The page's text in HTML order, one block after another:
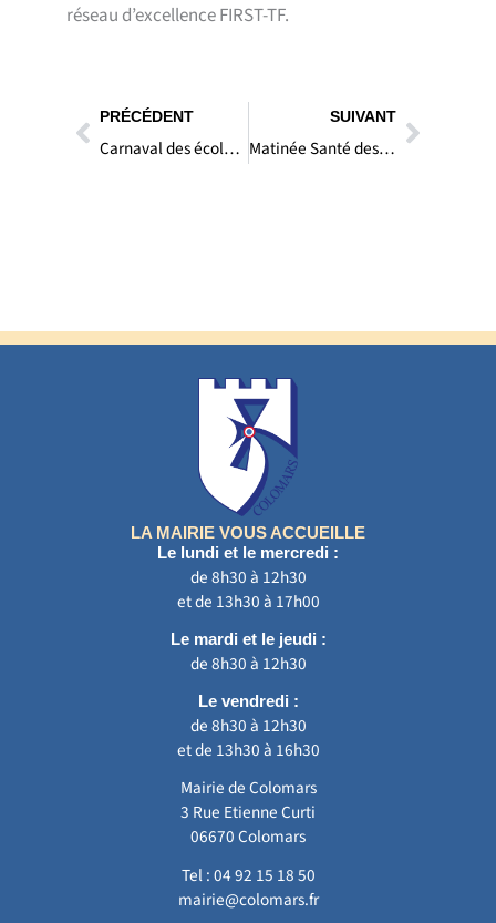
réseau d’excellence FIRST-TF.
Précédent
PRÉCÉDENT
Carnaval des écoles – Samedi 21 mars 2026 à 9h00
SUIVANT
Matinée Santé des Femmes – samedi 7 mars 2026
LA MAIRIE VOUS ACCUEILLE
Le lundi et le mercredi :
de 8h30 à 12h30
et de 13h30 à 17h00
Le mardi et le jeudi :
de 8h30 à 12h30
Le vendredi :
de 8h30 à 12h30
et de 13h30 à 16h30
Mairie de Colomars
3 Rue Etienne Curti
06670 Colomars
Tel :04 92 15 18 50
mairie@colomars.fr